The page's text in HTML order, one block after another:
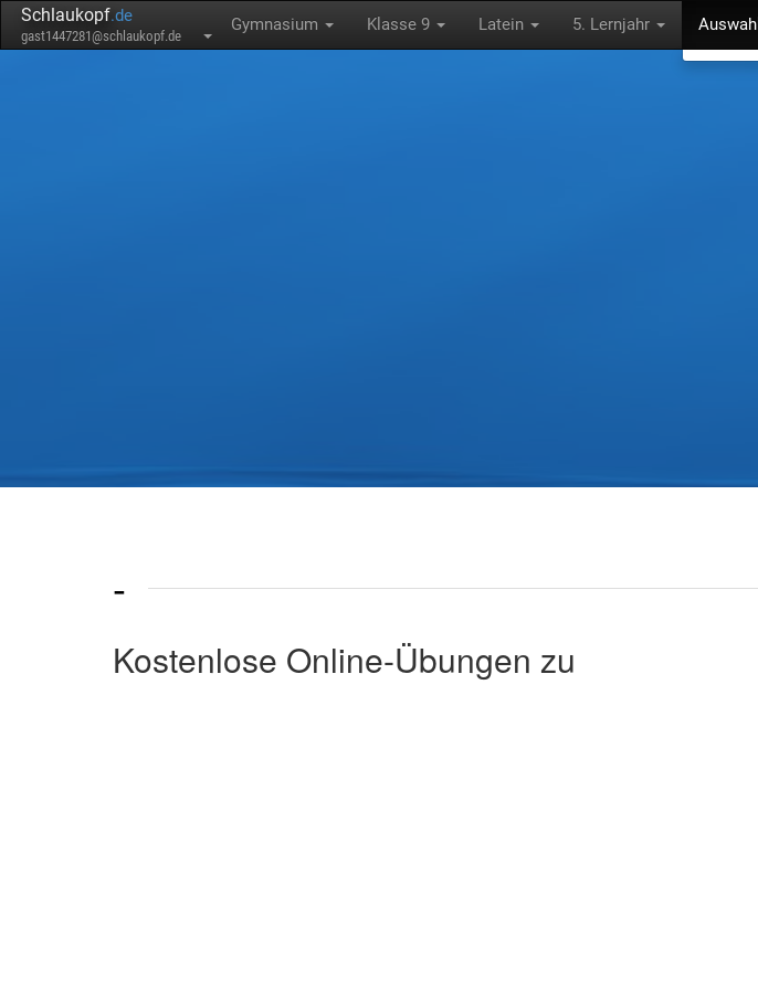
Schlaukopf.de
gast1447281@schlaukopf.de
Gymnasium Klasse 9 Latein 5. Lernjahr Auswahl
-
Kostenlose Online-Übungen zu